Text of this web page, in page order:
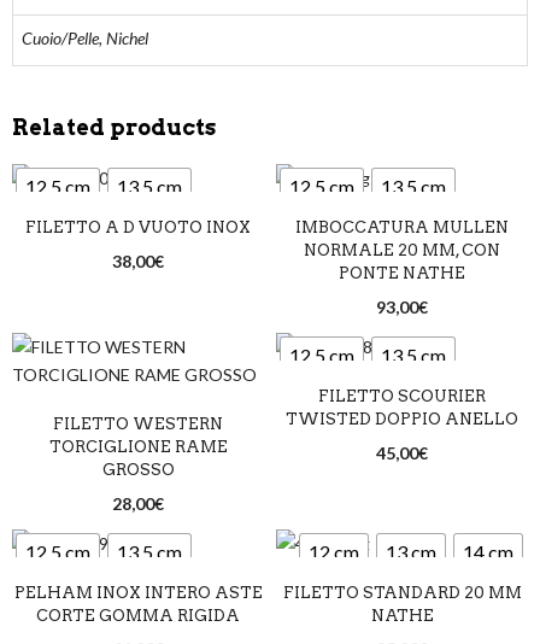
Cuoio/Pelle, Nichel
Related products
12,5 cm
13,5 cm
14,5 cm
FILETTO A D VUOTO INOX
38,00€
12,5 cm
13,5 cm
14,5 cm
IMBOCCATURA MULLEN
NORMALE 20 MM, CON
PONTE NATHE
93,00€
FILETTO WESTERN
TORCIGLIONE RAME
GROSSO
28,00€
12,5 cm
13,5 cm
14,5 cm
FILETTO SCOURIER
TWISTED DOPPIO ANELLO
45,00€
12,5 cm
13,5 cm
14,5 cm
PELHAM INOX INTERO ASTE
CORTE GOMMA RIGIDA
12 cm 13 cm 14 cm
FILETTO STANDARD 20 MM
NATHE